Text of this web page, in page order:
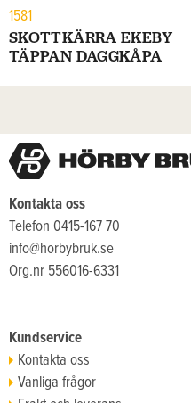
1581
SKOTTKÄRRA EKEBY
TÄPPAN DAGGKÅPA
Kontakta oss
Telefon 0415-167 70
info@horbybruk.se
Org.nr 556016-6331
Kundservice
Kontakta oss
Vanliga frågor